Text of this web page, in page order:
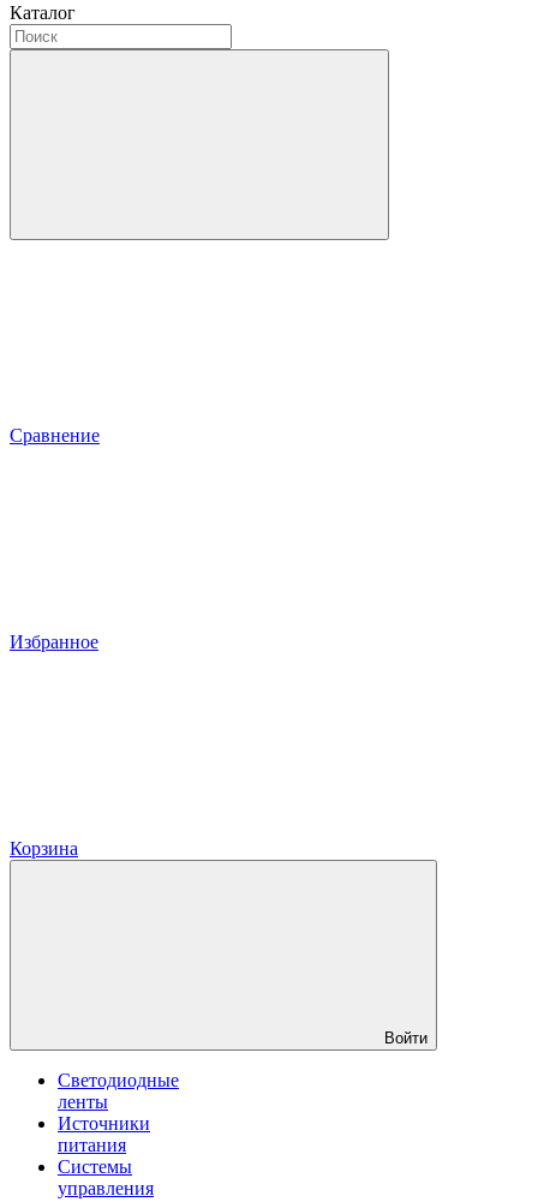
Каталог
Сравнение
Избранное
Корзина
Войти
Светодиодные
ленты
Источники
питания
Системы
управления